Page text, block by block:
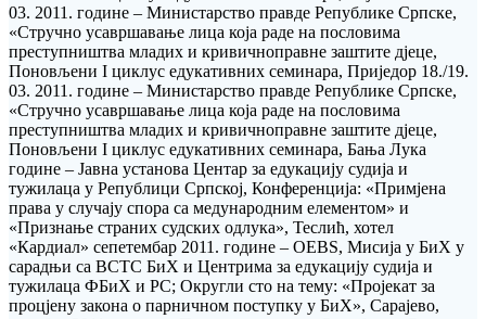
03. 2011. године – Министарство правде Републике Српске,
«Стручно усавршавање лица која раде на пословима
преступништва младих и кривичноправне заштите дјеце,
Поновљени I циклус едукативних семинара, Приједор 18./19.
03. 2011. године – Министарство правде Републике Српске,
«Стручно усавршавање лица која раде на пословима
преступништва младих и кривичноправне заштите дјеце,
Поновљени I циклус едукативних семинара, Бања Лука
године – Јавна установа Центар за едукацију судија и
тужилаца у Републици Српској, Конференција: «Примјена
права у случају спора са медународним елементом» и
«Признање страних судских одлука», Теслић, хотел
«Кардиал» сепетембар 2011. године – OEBS, Мисија у БиХ у
сарадњи са ВСТС БиХ и Центрима за едукацију судија и
тужилаца ФБиХ и РС; Округли сто на тему: «Пројекат за
процјену закона о парничном поступку у БиХ», Сарајево,